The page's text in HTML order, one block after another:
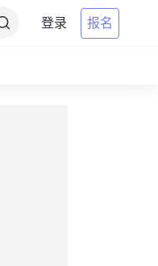
登录 报名